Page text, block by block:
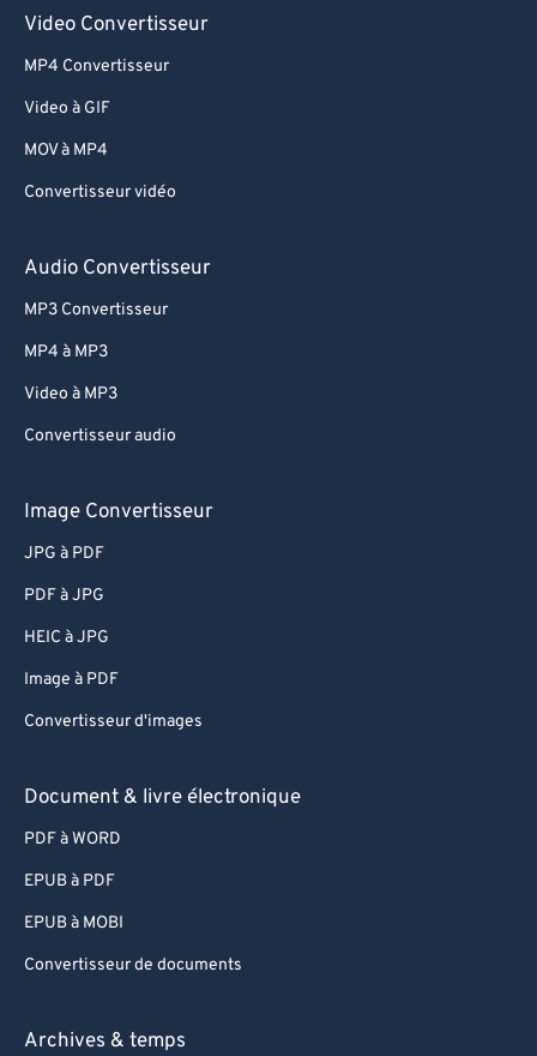
Video Convertisseur
MP4 Convertisseur
Video à GIF
MOV à MP4
Convertisseur vidéo
Audio Convertisseur
MP3 Convertisseur
MP4 à MP3
Video à MP3
Convertisseur audio
Image Convertisseur
JPG à PDF
PDF à JPG
HEIC à JPG
Image à PDF
Convertisseur d'images
Document & livre électronique
PDF à WORD
EPUB à PDF
EPUB à MOBI
Convertisseur de documents
Archives & temps